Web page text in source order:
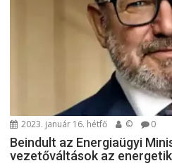
2023. január 16. hétfő © 0
Beindult az Energiaügyi
vezetőváltások az